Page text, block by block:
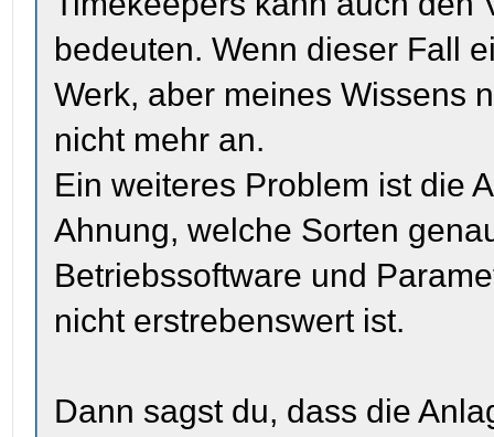
bedeuten. Wenn dieser Fall
Werk, aber meines Wissens
nicht mehr an.
Ein weiteres Problem ist die
Ahnung, welche Sorten
Betriebssoftware und
nicht erstrebenswert ist.
Dann sagst du, dass die